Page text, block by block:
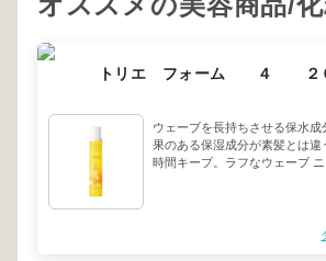
トリエ フォーム ４ ２０
ウェーブを長持ちさせる保水
果のある保湿成分が素髪とは違
時間キープ。ラフなウェーブ